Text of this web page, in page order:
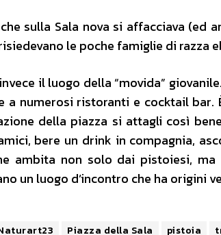
sulla Sala nova si affacciava (ed
le poche famiglie di razza
il luogo della “movida”
a numerosi ristoranti e cocktail
della piazza si attagli così
bere un drink in compagnia,
ambita non solo dai pistoiesi,
un luogo d’incontro che ha origini
Piazza della Sala pistoia